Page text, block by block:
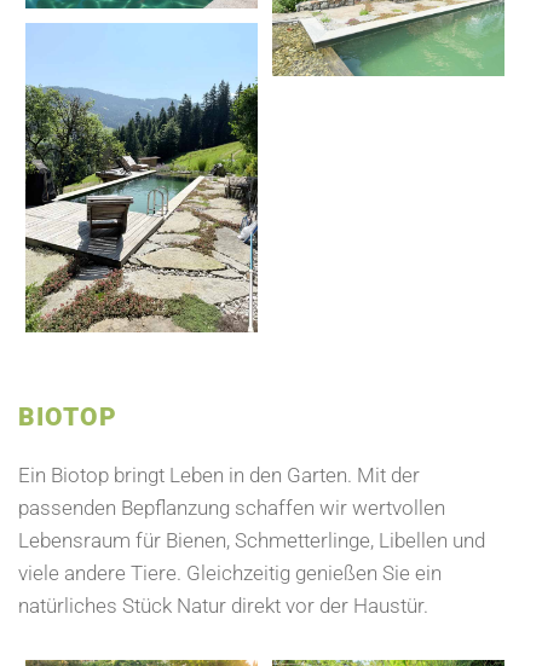
BIOTOP
Ein Biotop bringt Leben in den Garten. Mit der
passenden Bepflanzung schaffen wir wertvollen
Lebensraum für Bienen, Schmetterlinge, Libellen und
viele andere Tiere. Gleichzeitig genießen Sie ein
natürliches Stück Natur direkt vor der Haustür.